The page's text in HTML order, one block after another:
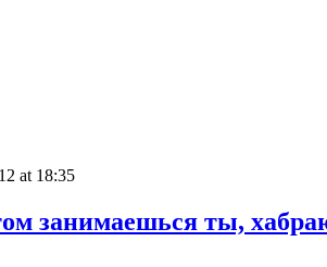
at 18:35
занимаешься ты,